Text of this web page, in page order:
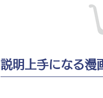
説明上手になる漫